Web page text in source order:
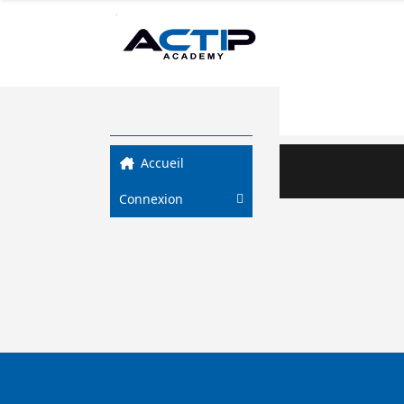
Accueil
Connexion